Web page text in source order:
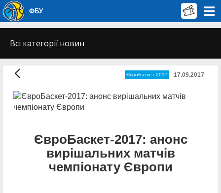
ФБУ
Всі категорії новин
ЄвроБаскет-2017 17.09.2017
ЄвроБаскет-2017: анонс
вирішальних матчів
чемпіонату Європи